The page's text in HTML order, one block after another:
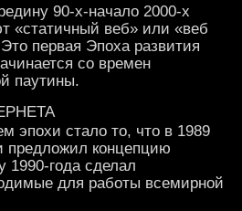
90-х-начало 2000-х
«статичный веб» или «веб
первая Эпоха развития
со времен
паутины.
эпохи стало то, что в 1989
предложил концепцию
1990-года сделал
для работы всемирной